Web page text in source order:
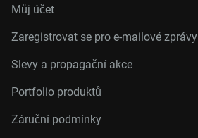
Můj účet
Zaregistrovat se pro e-mailové zprávy
Slevy a propagační akce
Portfolio produktů
Záruční podmínky